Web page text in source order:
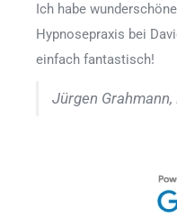
Ich habe
Hypnosepraxis bei
einfach fantastisch!
Jürgen